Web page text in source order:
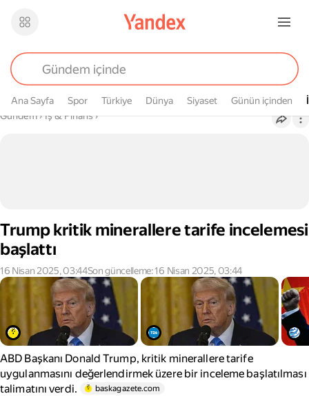
Ana Sayfa Spor Türkiye Dünya Siyaset Günün içinden
Buradasın
Gündem› İş & Finans›
Trump kritik minerallere tarife incelemesi
başlattı
16 Nisan 2025, 03:44Son güncelleme: 16 Nisan 2025, 03:44
ABD Başkanı Donald Trump, kritik minerallere tarife
uygulanmasını değerlendirmek üzere bir inceleme başlatılması
talimatını verdi.
baskagazete.com